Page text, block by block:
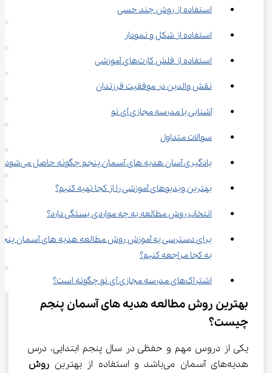
استفاده از روش چند حسی
استفاده از شکل و نمودار
استفاده از فلش کارت‌های آموزشی
نقش والدین در موفقیت فرزندان
آشنایی با مدرسه مجازی آی نو
سوالات متداول
یادگیری آسان هدیه ‌های آسمان پنجم چگونه حاصل می‌شود؟
بهترین ویدیوهای آموزشی را از کجا تهیه کنیم؟
انتخاب روش مطالعه به چه مواردی بستگی دارد؟
برای دسترسی به آموزش روش مطالعه هدیه ‌های
به کجا مراجعه کنیم؟
اشتراک‌های مدرسه مجازی آی نو چگونه است؟
بهترین روش مطالعه هدیه ‌های آسمان پنجم
چیست؟
یکی از دروس مهم و حفظی در سال پنجم ابتدایی، درس
هدیه‌های آسمان می‌باشد و استفاده از بهترین
روش